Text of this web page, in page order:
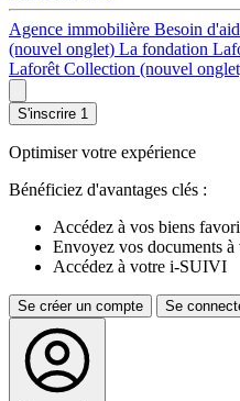
Agence immobilière Besoin
(nouvel onglet) La fondation
Laforêt Collection (nouvel
S'inscrire 1
Optimiser votre expérience
Bénéficiez d'avantages clés :
Accédez à vos biens
Envoyez vos documents à
Accédez à votre i-SUIVI
Se créer un compte Se